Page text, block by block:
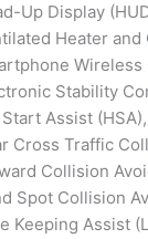
Up Display
Heater
Stability
Assist
Cross Traffic
Collision
Spot Collision
Keeping Assist